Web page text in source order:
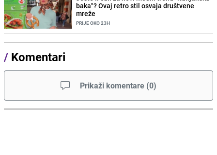
baka"? Ovaj retro stil osvaja društvene
mreže
PRIJE OKO 23H
/ Komentari
Prikaži komentare (0)